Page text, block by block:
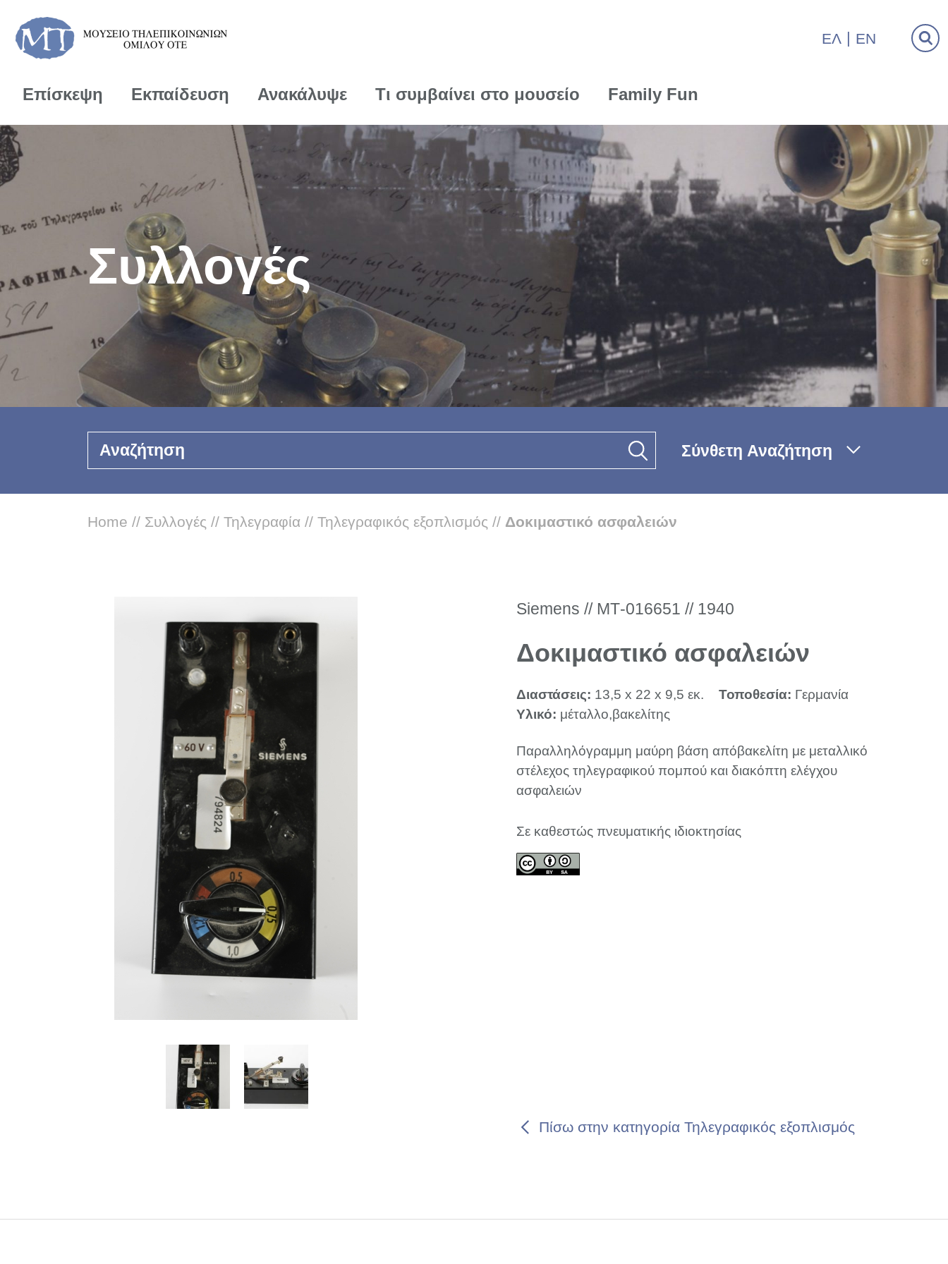
ΕΛ EN
Επίσκεψη Εκπαίδευση Ανακάλυψε Τι συμβαίνει στο μουσείο Family Fun
Συλλογές
Αναζήτηση Σύνθετη Αναζήτηση
Home // Συλλογές // Τηλεγραφία // Τηλεγραφικός εξοπλισμός // Δοκιμαστικό ασφαλειών
Πίσω στην κατηγορία Τηλεγραφικός εξοπλισμός
Siemens // ΜΤ-016651 // 1940
Δοκιμαστικό ασφαλειών
Διαστάσεις: 13,5 x 22 x 9,5 εκ. Τοποθεσία: Γερμανία
Υλικό: μέταλλο,βακελίτης
Παραλληλόγραμμη μαύρη βάση απόβακελίτη με μεταλλικό
στέλεχος τηλεγραφικού πομπού και διακόπτη ελέγχου
ασφαλειών
Σε καθεστώς πνευματικής ιδιοκτησίας